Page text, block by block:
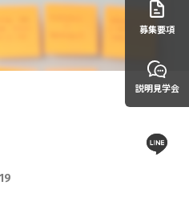
募集要項
説明見学会